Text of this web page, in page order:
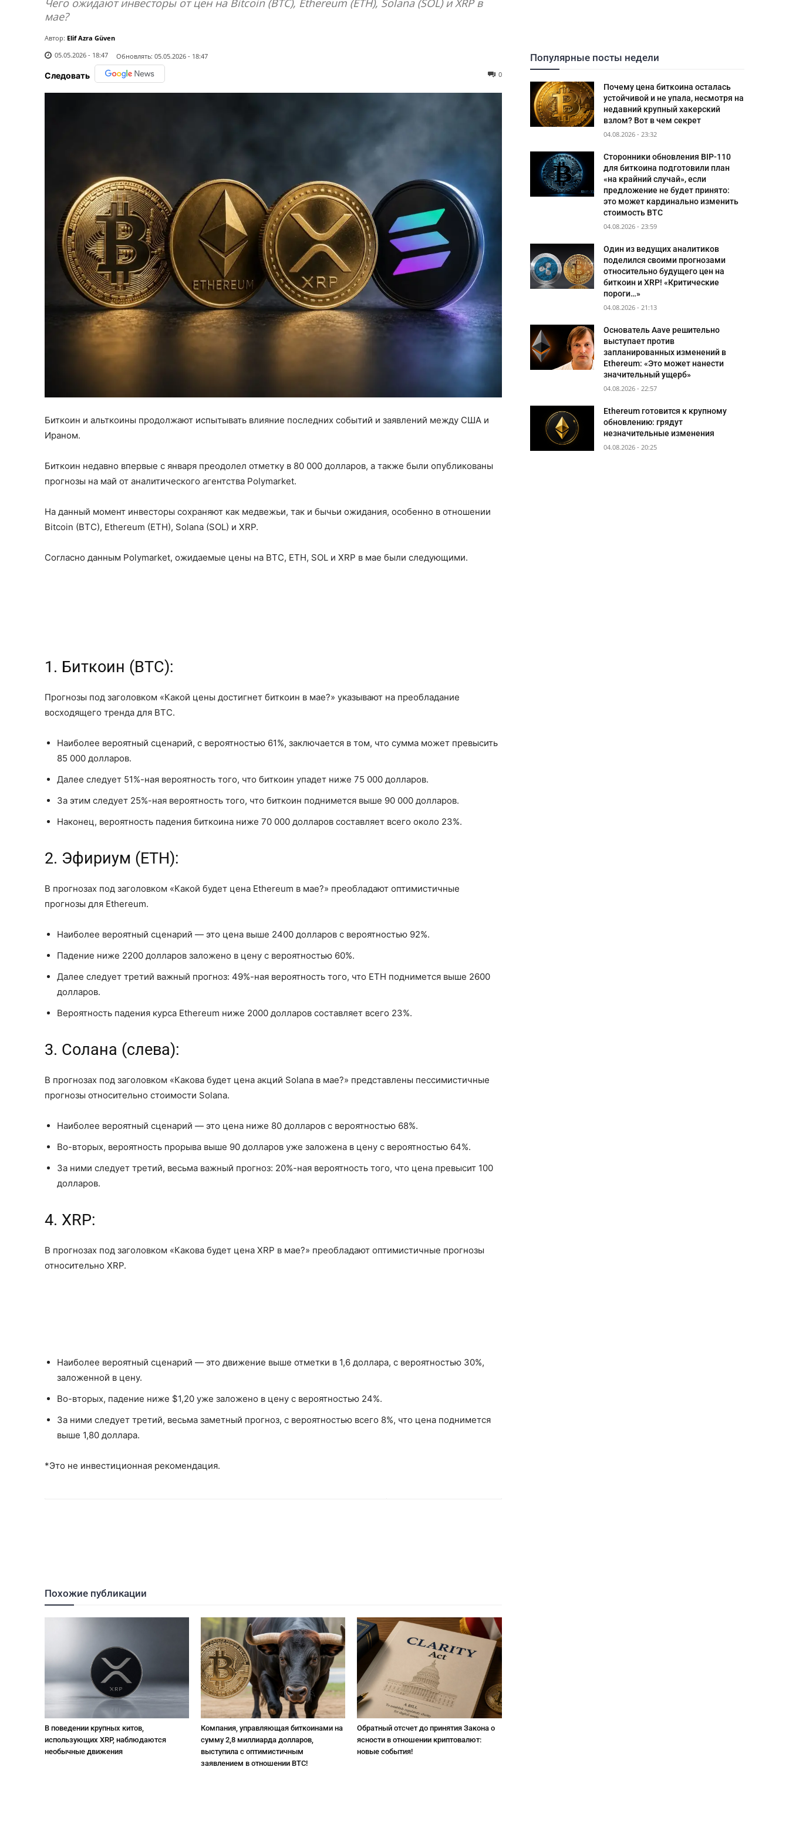
Чего ожидают инвесторы от цен на Bitcoin (BTC), Ethereum (ETH), Solana (SOL) и XRP в
мае?
Автор: Elif Azra Güven
05.05.2026 - 18:47
Обновлять: 05.05.2026 - 18:47
Следовать 0
Биткоин и альткоины продолжают испытывать влияние последних событий и заявлений между США и
Ираном.
Биткоин недавно впервые с января преодолел отметку в 80 000 долларов, а также были опубликованы
прогнозы на май от аналитического агентства Polymarket.
На данный момент инвесторы сохраняют как медвежьи, так и бычьи ожидания, особенно в отношении
Bitcoin (BTC), Ethereum (ETH), Solana (SOL) и XRP.
Согласно данным Polymarket, ожидаемые цены на BTC, ETH, SOL и XRP в мае были следующими.
1. Биткоин (BTC):
Прогнозы под заголовком «Какой цены достигнет биткоин в мае?» указывают на преобладание
восходящего тренда для BTC.
Наиболее вероятный сценарий, с вероятностью 61%, заключается в том, что сумма может превысить
85 000 долларов.
Далее следует 51%-ная вероятность того, что биткоин упадет ниже 75 000 долларов.
За этим следует 25%-ная вероятность того, что биткоин поднимется выше 90 000 долларов.
Наконец, вероятность падения биткоина ниже 70 000 долларов составляет всего около 23%.
2. Эфириум (ETH):
В прогнозах под заголовком «Какой будет цена Ethereum в мае?» преобладают оптимистичные
прогнозы для Ethereum.
Наиболее вероятный сценарий — это цена выше 2400 долларов с вероятностью 92%.
Падение ниже 2200 долларов заложено в цену с вероятностью 60%.
Далее следует третий важный прогноз: 49%-ная вероятность того, что ETH поднимется выше 2600
долларов.
Вероятность падения курса Ethereum ниже 2000 долларов составляет всего 23%.
3. Солана (слева):
В прогнозах под заголовком «Какова будет цена акций Solana в мае?» представлены пессимистичные
прогнозы относительно стоимости Solana.
Наиболее вероятный сценарий — это цена ниже 80 долларов с вероятностью 68%.
Во-вторых, вероятность прорыва выше 90 долларов уже заложена в цену с вероятностью 64%.
За ними следует третий, весьма важный прогноз: 20%-ная вероятность того, что цена превысит 100
долларов.
4. XRP:
В прогнозах под заголовком «Какова будет цена XRP в мае?» преобладают оптимистичные прогнозы
относительно XRP.
Наиболее вероятный сценарий — это движение выше отметки в 1,6 доллара, с вероятностью 30%,
заложенной в цену.
Во-вторых, падение ниже $1,20 уже заложено в цену с вероятностью 24%.
За ними следует третий, весьма заметный прогноз, с вероятностью всего 8%, что цена поднимется
выше 1,80 доллара.
*Это не инвестиционная рекомендация.
Похожие публикации
В поведении крупных китов,
использующих XRP, наблюдаются
необычные движения
Компания, управляющая биткоинами на
сумму 2,8 миллиарда долларов,
выступила с оптимистичным
заявлением в отношении BTC!
Обратный отсчет до принятия Закона о
ясности в отношении криптовалют:
новые события!
Популярные посты недели
Почему цена биткоина осталась
устойчивой и не упала, несмотря на
недавний крупный хакерский
взлом? Вот в чем секрет
04.08.2026 - 23:32
Сторонники обновления BIP-110
для биткоина подготовили план
«на крайний случай», если
предложение не будет принято:
это может кардинально изменить
стоимость BTC
04.08.2026 - 23:59
Один из ведущих аналитиков
поделился своими прогнозами
относительно будущего цен на
биткоин и XRP! «Критические
пороги…»
04.08.2026 - 21:13
Основатель Aave решительно
выступает против
запланированных изменений в
Ethereum: «Это может нанести
значительный ущерб»
04.08.2026 - 22:57
Ethereum готовится к крупному
обновлению: грядут
незначительные изменения
04.08.2026 - 20:25